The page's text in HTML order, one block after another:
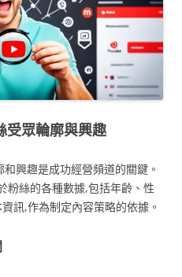
眾輪廓與興趣
興趣是成功經營頻道的關鍵。
粉絲的各種數據,包括年齡、性
訊,作為制定內容策略的依據。